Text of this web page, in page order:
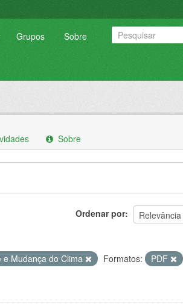
Grupos Sobre
Sobre
Ordenar por
e Mudança do Clima Formatos: PDF